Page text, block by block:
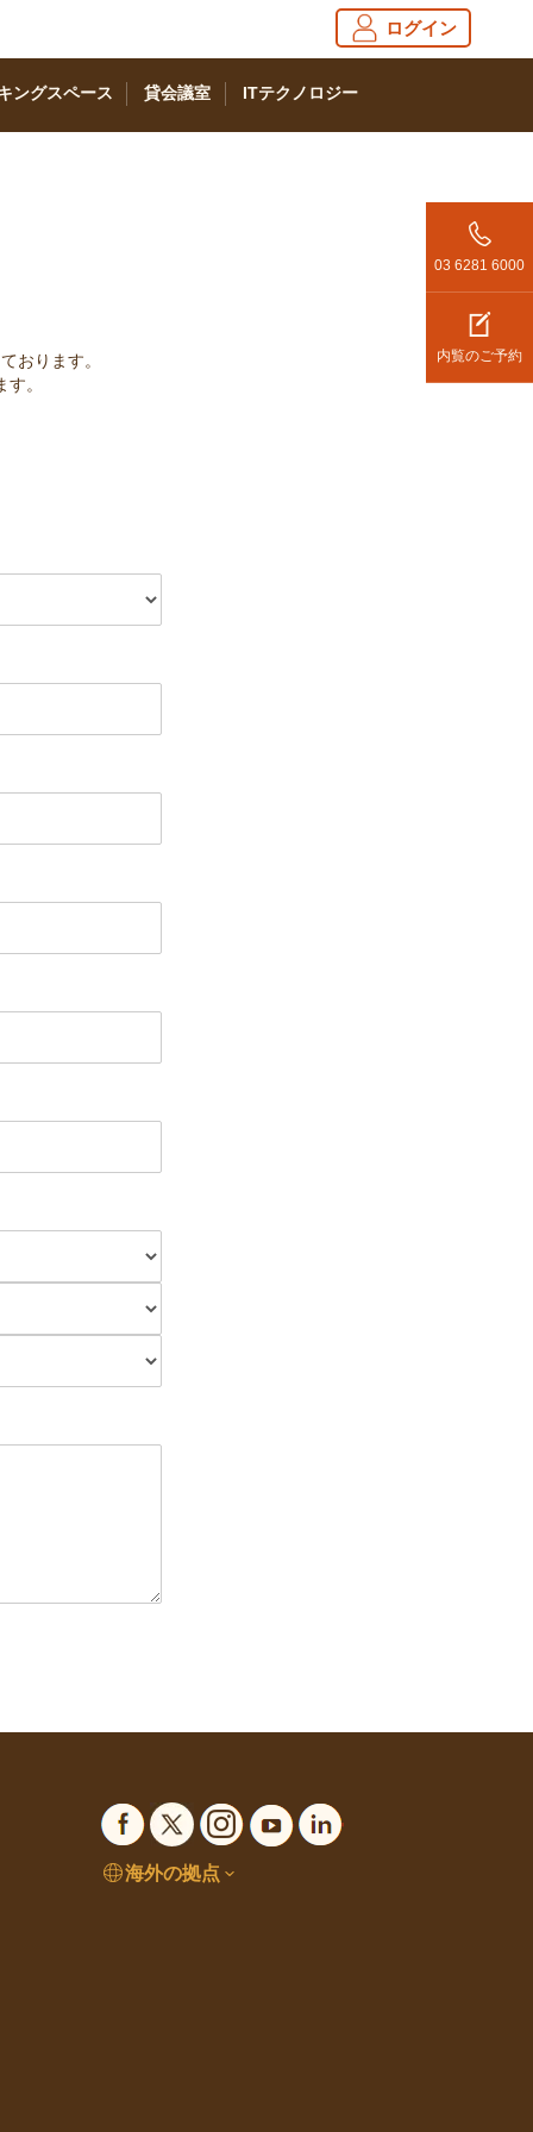
ログイン
ングスペース 貸会議室 ITテクノロジー
03 6281 6000
内覧のご予約
おります。
。
海外の拠点